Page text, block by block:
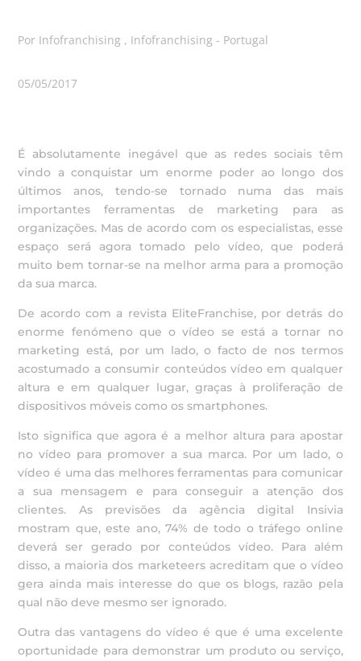
Por Infofranchising , Infofranchising - Portugal
05/05/2017
É absolutamente inegável que as redes sociais têm
vindo a conquistar um enorme poder ao longo dos
últimos anos, tendo-se tornado numa das mais
importantes ferramentas de marketing para as
organizações. Mas de acordo com os especialistas, esse
espaço será agora tomado pelo vídeo, que poderá
muito bem tornar-se na melhor arma para a promoção
da sua marca.
De acordo com a revista EliteFranchise, por detrás do
enorme fenómeno que o vídeo se está a tornar no
marketing está, por um lado, o facto de nos termos
acostumado a consumir conteúdos vídeo em qualquer
altura e em qualquer lugar, graças à proliferação de
dispositivos móveis como os smartphones.
Isto significa que agora é a melhor altura para apostar
no vídeo para promover a sua marca. Por um lado, o
vídeo é uma das melhores ferramentas para comunicar
a sua mensagem e para conseguir a atenção dos
clientes. As previsões da agência digital Insivia
mostram que, este ano, 74% de todo o tráfego online
deverá ser gerado por conteúdos vídeo. Para além
disso, a maioria dos marketeers acreditam que o vídeo
gera ainda mais interesse do que os blogs, razão pela
qual não deve mesmo ser ignorado.
Outra das vantagens do vídeo é que é uma excelente
oportunidade para demonstrar um produto ou serviço,